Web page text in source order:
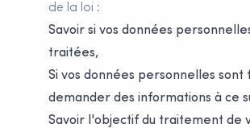
de la loi :
Savoir si vos données
traitées,
Si vos données personnelles sont
demander des informations à ce
Savoir l'objectif du traitement de